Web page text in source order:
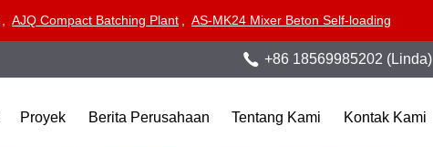
AJQ Compact Batching Plant AS-MK24 Mixer Beton Self-loading
+86 18569985202 (Linda)
Proyek Berita Perusahaan Tentang Kami Kontak Kami